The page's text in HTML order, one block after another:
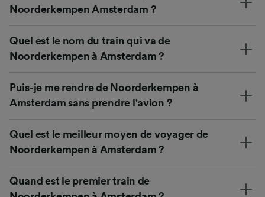
Noorderkempen Amsterdam ?
Quel est le nom du train qui va de
Noorderkempen à Amsterdam ?
Puis-je me rendre de Noorderkempen à
Amsterdam sans prendre l'avion ?
Quel est le meilleur moyen de voyager de
Noorderkempen à Amsterdam ?
Quand est le premier train de